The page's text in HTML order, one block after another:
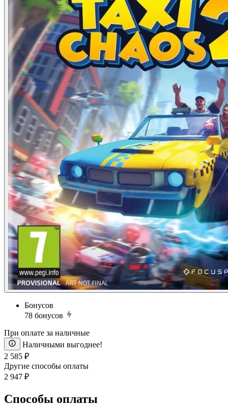
Бонусов
78 бонусов
При оплате за наличные
Наличными выгоднее!
2 585 ₽
Другие способы оплаты
2 947 ₽
Способы оплаты